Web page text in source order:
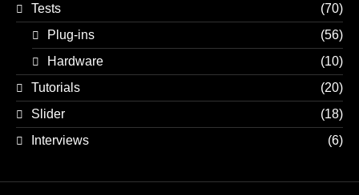
Tests
(70)
Plug-ins
(56)
Hardware
(10)
Tutorials
(20)
Slider
(18)
Interviews
(6)